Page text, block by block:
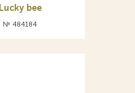
Lucky bee
№ 484184